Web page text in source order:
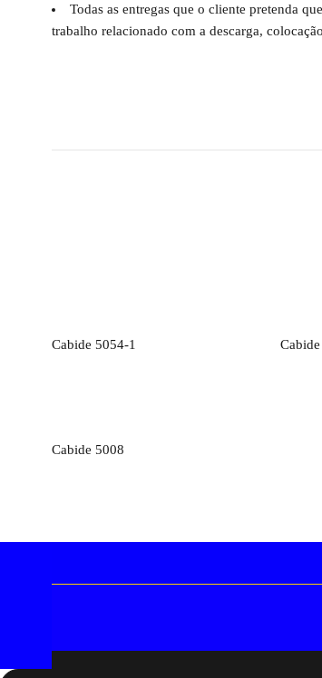
Todas as entregas que o cliente pretenda
trabalho relacionado com a descarga,
Cabide 5054-1
Cabide 5008